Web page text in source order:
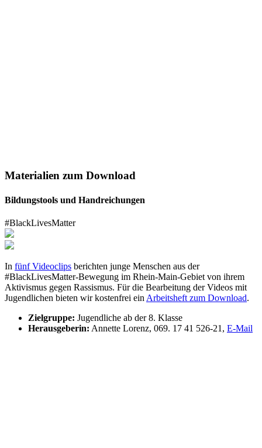
Materialien zum Download
Bildungstools und Handreichungen
#BlackLivesMatter
In fünf Videoclips berichten junge Menschen aus der
#BlackLivesMatter-Bewegung im Rhein-Main-Gebiet von ihrem
Aktivismus gegen Rassismus. Für die Bearbeitung der Videos mit
Jugendlichen bieten wir kostenfrei ein Arbeitsheft zum Download.
Zielgruppe: Jugendliche ab der 8. Klasse
Herausgeberin: Annette Lorenz, 069. 17 41 526-21, E-Mail